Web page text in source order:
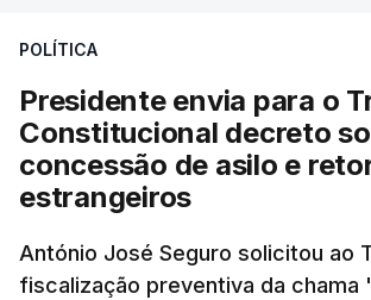
sistema mais simples, mais justo e
"Sempre que seja possível reduzir
eliminar sobreposições e garantir
chegam a quem mais necessita,
um passo na direção certa",
Presidente da República.
POLÍTICA
Presidente envia para o
Constitucional decreto
concessão de asilo e
estrangeiros
António José Seguro solicitou ao
fiscalização preventiva da chama